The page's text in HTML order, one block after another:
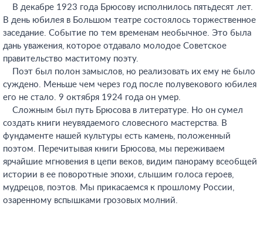
В декабре 1923 года Брюсову исполнилось пятьдесят лет.
В день юбилея в Большом театре состоялось торжественное
заседание. Событие по тем временам необычное. Это была
дань уважения, которое отдавало молодое Советское
правительство маститому поэту.
Поэт был полон замыслов, но реализовать их ему не было
суждено. Меньше чем через год после полувекового юбилея
его не стало. 9 октября 1924 года он умер.
Сложным был путь Брюсова в литературе. Но он сумел
создать книги неувядаемого словесного мастерства. В
фундаменте нашей культуры есть камень, положенный
поэтом. Перечитывая книги Брюсова, мы переживаем
ярчайшие мгновения в цепи веков, видим панораму всеобщей
истории в ее поворотные эпохи, слышим голоса героев,
мудрецов, поэтов. Мы прикасаемся к прошлому России,
озаренному вспышками грозовых молний.